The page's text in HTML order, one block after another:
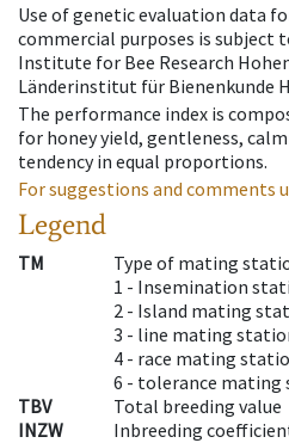
Use of genetic evaluation data
commercial purposes is subject
Institute for Bee Research
Länderinstitut für Bienenkunde
The performance index is
for honey yield, gentleness,
tendency in equal proportions.
For suggestions and comments
Legend
TM
Type of mating
1 - Insemination
2 - Island mating
3 - line mating
4 - race mating
6 - tolerance mating
TBV
Total breeding value
INZW
Inbreeding